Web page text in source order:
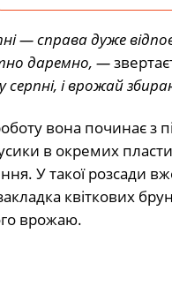
— справа дуже
даремно, —
серпні, і врожай
вона починає з
в окремих
У такої розсади
квіткових
врожаю.